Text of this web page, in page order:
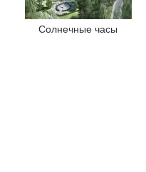
Солнечные часы